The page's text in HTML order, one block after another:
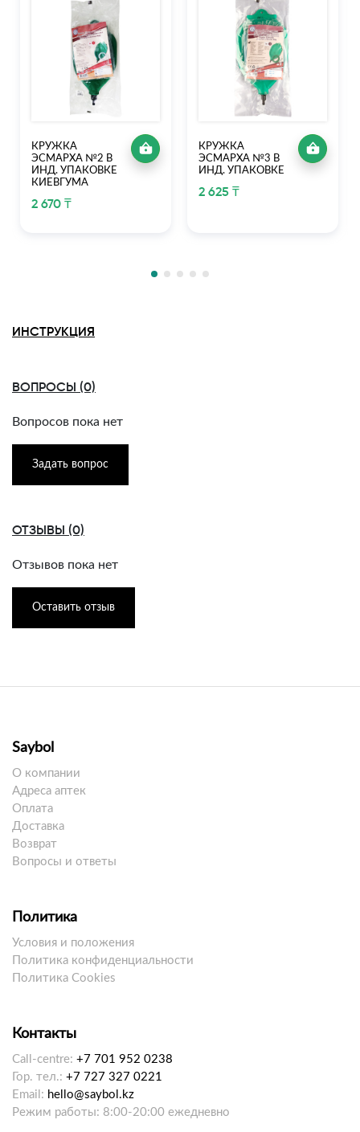
КРУЖКА
ЭСМАРХА №2 В
ИНД. УПАКОВКЕ
КИЕВГУМА
2 670 ₸
КРУЖКА
ЭСМАРХА №3 В
ИНД. УПАКОВКЕ
2 625 ₸
ИНСТРУКЦИЯ
ВОПРОСЫ (0)
Вопросов пока нет
Задать вопрос
ОТЗЫВЫ (0)
Отзывов пока нет
Оставить отзыв
Saybol
О компании
Адреса аптек
Оплата
Доставка
Возврат
Вопросы и ответы
Политика
Условия и положения
Политика конфиденциальности
Политика Cookies
Контакты
Call-centre: +7 701 952 0238
Гор. тел.: +7 727 327 0221
Email: hello@saybol.kz
Режим работы: 8:00-20:00 ежедневно